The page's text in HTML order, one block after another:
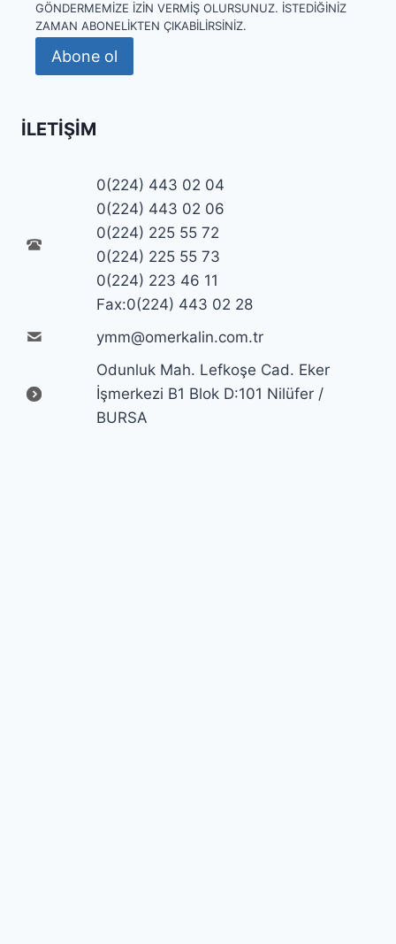
GÖNDERMEMIZE IZIN VERMIŞ OLURSUNUZ. İSTEDIĞINIZ
ZAMAN ABONELIKTEN ÇIKABILIRSINIZ.
Abone ol
İLETIŞIM
0(224) 443 02 04
0(224) 443 02 06
0(224) 225 55 72
0(224) 225 55 73
0(224) 223 46 11
Fax:0(224) 443 02 28
ymm@omerkalin.com.tr
Odunluk Mah. Lefkoşe Cad. Eker
İşmerkezi B1 Blok D:101 Nilüfer /
BURSA